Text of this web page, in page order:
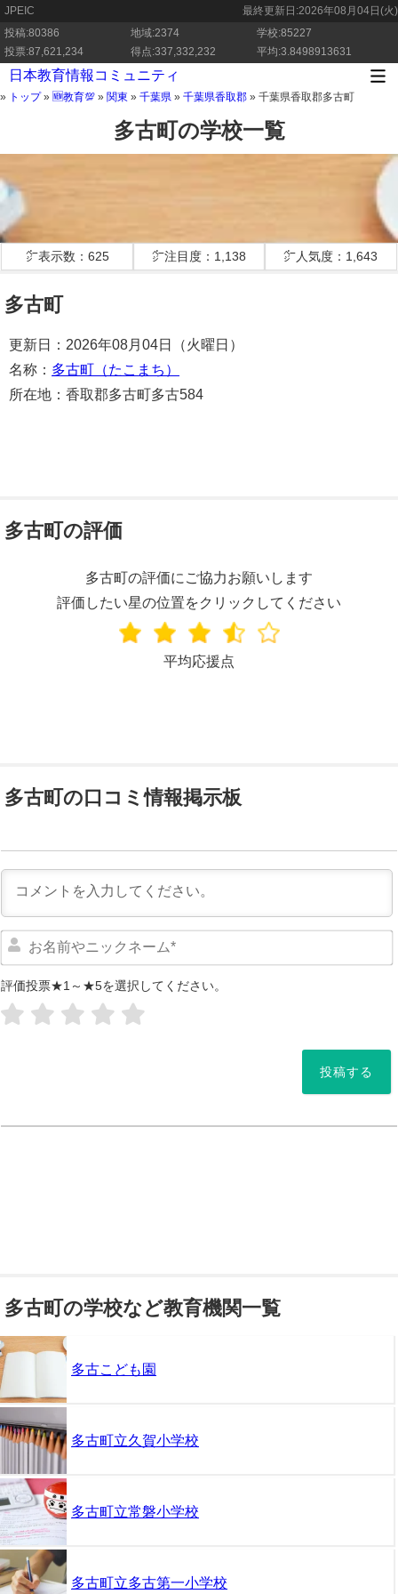
JPEIC 最終更新日:2026年08月04日(火)
投稿:80386
地域:2374
学校:85227
投票:87,621,234
得点:337,332,232 平均:3.8498913631
日本教育情報コミュニティ
» トップ» 🆕教育💯 » 関東 » 千葉県 » 千葉県香取郡 » 千葉県香取郡多古町
多古町の学校一覧
㌻表示数：625 ㌻注目度：1,138 ㌻人気度：1,643
多古町
更新日：2026年08月04日（火曜日）
名称： 多古町（たこまち）
所在地：香取郡多古町多古584
多古町の評価
多古町の評価にご協力お願いします
評価したい星の位置をクリックしてください
平均応援点
多古町の口コミ情報掲示板
評価投票★1～★5を選択してください。
多古町の学校など教育機関一覧
多古こども園
多古町立久賀小学校
多古町立常磐小学校
多古町立多古第一小学校